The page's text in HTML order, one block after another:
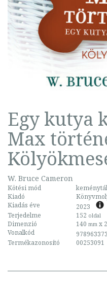
Egy kutya
Max
W. Bruce Cameron
Kötési mód
Kiadó
Kiadás éve
2023
Terjedelme
152 oldal
Dimenzió 140 mm x
Vonalkód
Termékazonosító
00253091